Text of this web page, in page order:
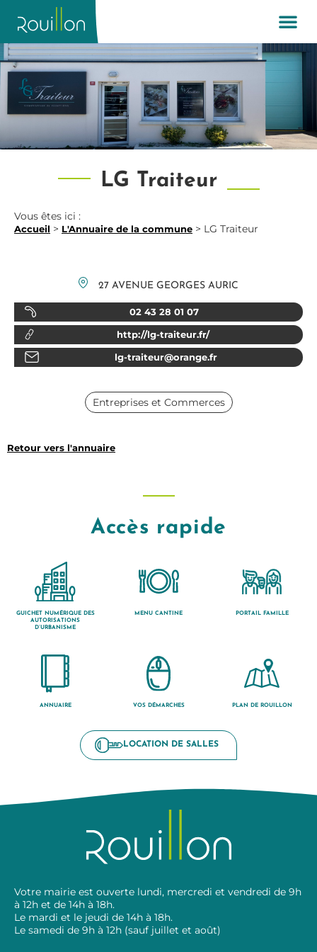
LG Traiteur
Vous êtes ici :
Accueil > L'Annuaire de la commune > LG Traiteur
27 AVENUE GEORGES AURIC
02 43 28 01 07
http://lg-traiteur.fr/
lg-traiteur@orange.fr
Entreprises et Commerces
Retour vers l'annuaire
Accès rapide
GUICHET NUMÉRIQUE DES
AUTORISATIONS
D’URBANISME
MENU CANTINE PORTAIL FAMILLE
ANNUAIRE VOS DÉMARCHES PLAN DE ROUILLON
LOCATION DE SALLES
Votre mairie est ouverte lundi, mercredi et vendredi de 9h
à 12h et de 14h à 18h.
Le mardi et le jeudi de 14h à 18h.
Le samedi de 9h à 12h (sauf juillet et août)